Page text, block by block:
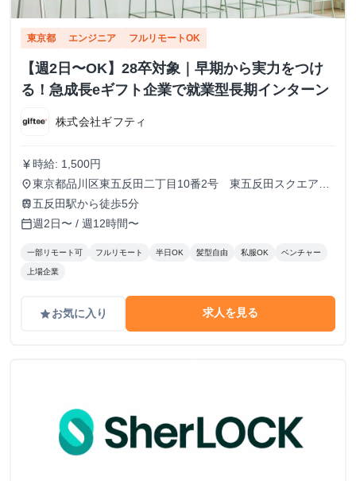
東京都 エンジニア フルリモートOK
【週2日〜OK】28卒対象｜早期から実力をつけ
る！急成長eギフト企業で就業型長期インターン
株式会社ギフティ
currency_yen 時給: 1,500円
place東京都品川区東五反田二丁目10番2号 東五反田スクエア
12F
train 五反田駅から徒歩5分
calendar_today週2日〜 / 週12時間〜
一部リモート可 フルリモート 半日OK 髪型自由 私服OK ベンチャー
上場企業
gradeお気に入り 求人を見る